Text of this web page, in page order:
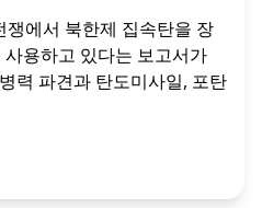
에서 북한제 집속탄을 장
용하고 있다는 보고서가
력 파견과 탄도미사일, 포탄